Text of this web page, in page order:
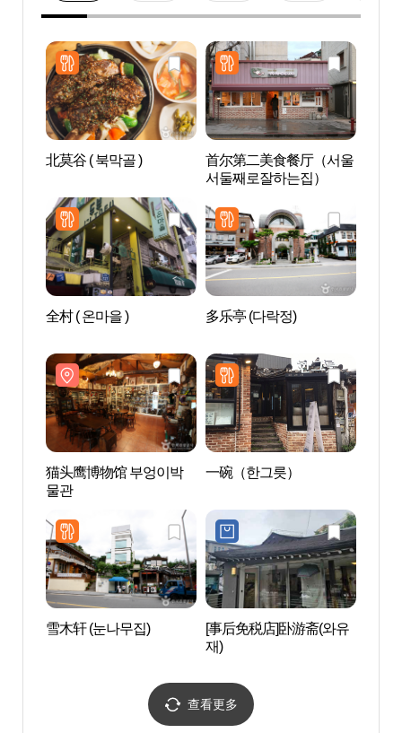
北莫谷 ( 북막골 )
首尔第二美食餐厅（서울
서둘째로잘하는집）
全村 ( 온마을 ) 多乐亭 (다락정)
猫头鹰博物馆 부엉이박
물관
一碗（한그릇）
雪木轩 (눈나무집)
[事后免税店]卧游斋(와유
재)
查看更多